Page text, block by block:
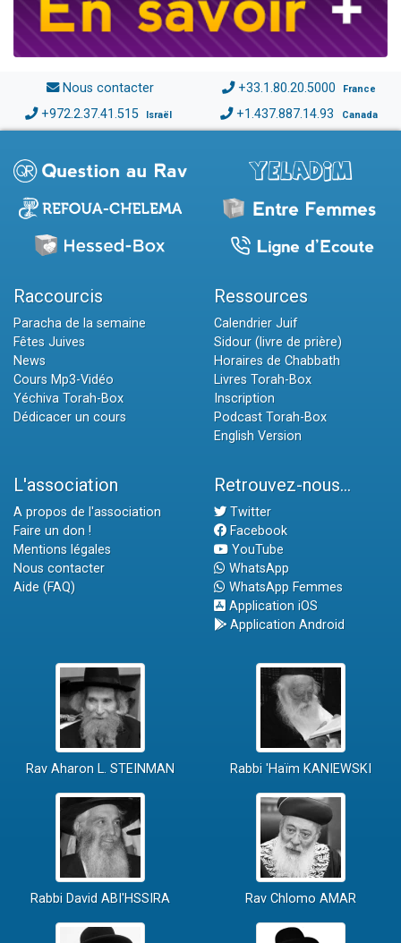
Nous contacter +33.1.80.20.5000 France
+972.2.37.41.515 Israël +1.437.887.14.93 Canada
Raccourcis
Paracha de la semaine
Fêtes Juives
News
Cours Mp3-Vidéo
Yéchiva Torah-Box
Dédicacer un cours
Ressources
Calendrier Juif
Sidour (livre de prière)
Horaires de Chabbath
Livres Torah-Box
Inscription
Podcast Torah-Box
English Version
L'association
A propos de l'association
Faire un don !
Mentions légales
Nous contacter
Aide (FAQ)
Retrouvez-nous...
Twitter
Facebook
YouTube
WhatsApp
WhatsApp Femmes
Application iOS
Application Android
Rav Aharon L. STEINMAN Rabbi 'Haïm KANIEWSKI
Rabbi David ABI'HSSIRA Rav Chlomo AMAR